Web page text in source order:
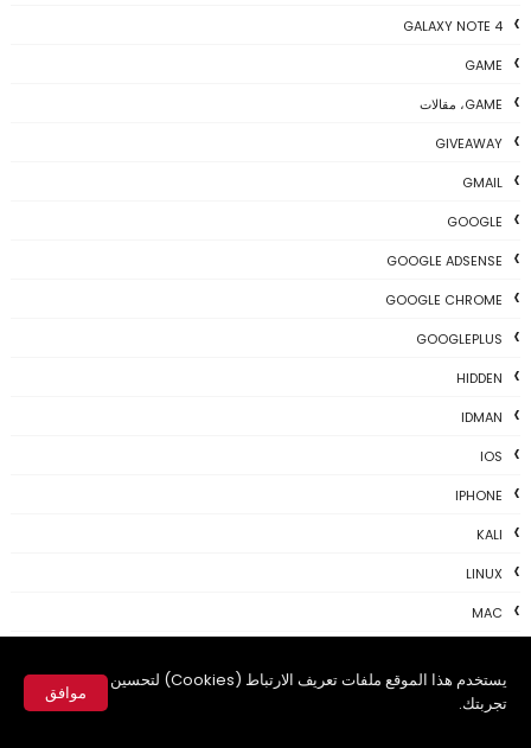
يستخدم هذا الموقع ملفات تعريف الارتباط (Cookies) لتحسين
تجربتك.
موافق
GALAXY NOTE 4
GAME
GAME، مقالات
GIVEAWAY
GMAIL
GOOGLE
GOOGLE ADSENSE
GOOGLE CHROME
GOOGLEPLUS
HIDDEN
IDMAN
IOS
IPHONE
KALI
LINUX
MAC
MAC-TIPS